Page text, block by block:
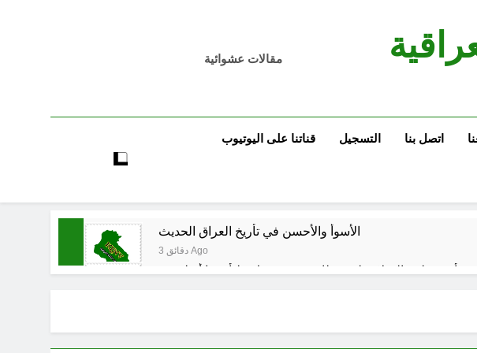
مقالات عشوائية
اتصل بنا التسجيل قناتنا على اليوتيوب
الأسوأ والأحسن في تأريخ العراق الحديث
3 دقائق Ago
لماذا الآن؟ وهل العراق هو المقصود في هذه التحركات؟